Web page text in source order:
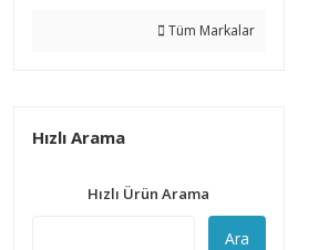
Tüm Markalar
Hızlı Arama
Hızlı Ürün Arama
Ara